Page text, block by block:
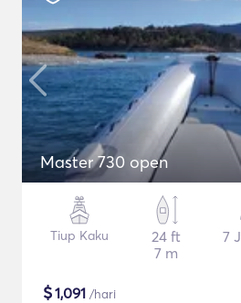
Master 730 open
Tiup Kaku
24 ft
7 m
7
$1,091 /hari